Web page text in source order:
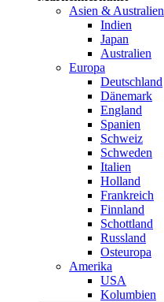
Asien & Australien
Indien
Japan
Australien
Europa
Deutschland
Dänemark
England
Spanien
Schweiz
Schweden
Italien
Holland
Frankreich
Finnland
Schottland
Russland
Osteuropa
Amerika
USA
Kolumbien